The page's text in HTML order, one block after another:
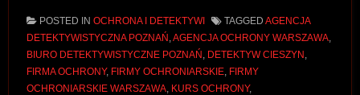
POSTED IN OCHRONA I DETEKTYWI TAGGED AGENCJA
DETEKTYWISTYCZNA POZNAŃ AGENCJA OCHRONY WARSZAWA
BIURO DETEKTYWISTYCZNE POZNAŃ DETEKTYW CIESZYN
FIRMA OCHRONY, FIRMY OCHRONIARSKIE FIRMY
OCHRONIARSKIE WARSZAWA KURS OCHRONY,